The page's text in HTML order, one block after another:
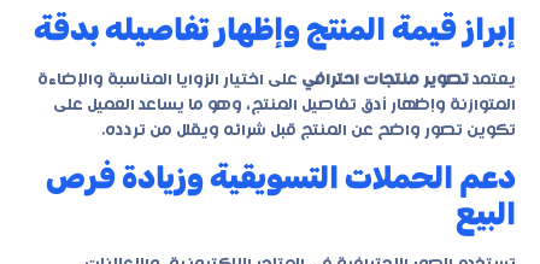
إبراز قيمة المنتج وإظهار تفاصيله بدقة
يعتمد تصوير منتجات احترافي على اختيار الزوايا المناسبة والإضاءة
المتوازنة وإظهار أدق تفاصيل المنتج، وهو ما يساعد العميل على
تكوين تصور واضح عن المنتج قبل شرائه ويقلل من تردده.
دعم الحملات التسويقية وزيادة فرص
البيع